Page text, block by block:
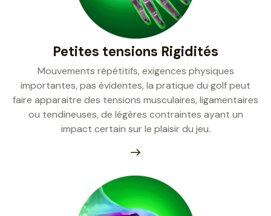
Petites tensions Rigidités
Mouvements répétitifs, exigences physiques
importantes, pas évidentes, la pratique du golf peut
faire apparaitre des tensions musculaires, ligamentaires
ou tendineuses, de légères contraintes ayant un
impact certain sur le plaisir du jeu.